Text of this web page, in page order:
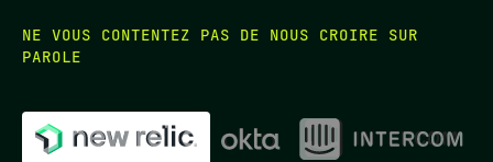
NE VOUS CONTENTEZ PAS DE NOUS CROIRE SUR
PAROLE